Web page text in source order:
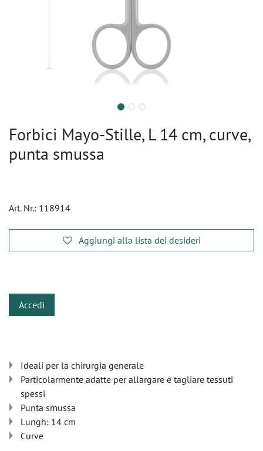
Forbici Mayo-Stille, L 14 cm, curve,
punta smussa
Art. Nr.: 118914
Aggiungi alla lista dei desideri
Accedi
Ideali per la chirurgia generale
Particolarmente adatte per allargare e tagliare tessuti
spessi
Punta smussa
Lungh: 14 cm
Curve